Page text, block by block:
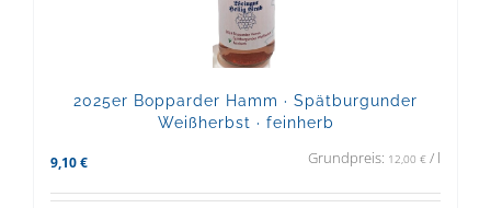
2025er Bopparder Hamm · Spätburgunder
Weißherbst · feinherb
9,10 € Grundpreis: 12,00 € / l